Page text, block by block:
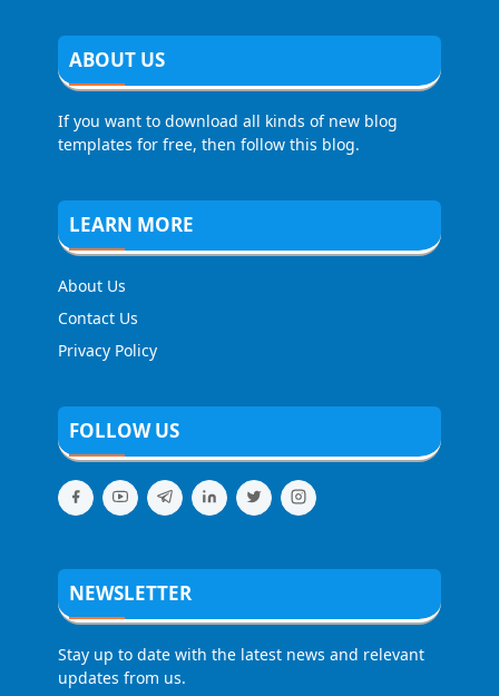
ABOUT US
If you want to download all kinds of new blog
templates for free, then follow this blog.
LEARN MORE
About Us
Contact Us
Privacy Policy
FOLLOW US
NEWSLETTER
Stay up to date with the latest news and relevant
updates from us.